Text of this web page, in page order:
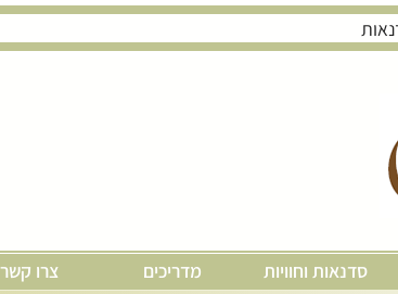
סדנאות וחוויות מדריכים צרו קשר